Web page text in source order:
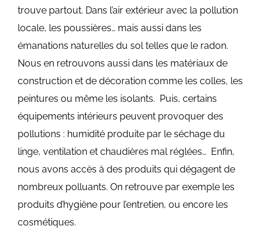
trouve partout. Dans l’air extérieur avec la pollution
locale, les poussières… mais aussi dans les
émanations naturelles du sol telles que le radon.
Nous en retrouvons aussi dans les matériaux de
construction et de décoration comme les colles, les
peintures ou même les isolants. Puis, certains
équipements intérieurs peuvent provoquer des
pollutions : humidité produite par le séchage du
linge, ventilation et chaudières mal réglées… Enfin,
nous avons accès à des produits qui dégagent de
nombreux polluants. On retrouve par exemple les
produits d’hygiène pour l’entretien, ou encore les
cosmétiques.